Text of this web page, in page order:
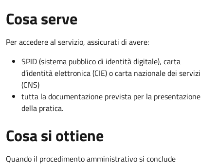
Cosa serve
Per accedere al servizio, assicurati di avere:
SPID (sistema pubblico di identità digitale), carta
d’identità elettronica (CIE) o carta nazionale dei servizi
(CNS)
tutta la documentazione prevista per la presentazione
della pratica.
Cosa si ottiene
Quando il procedimento amministrativo si conclude